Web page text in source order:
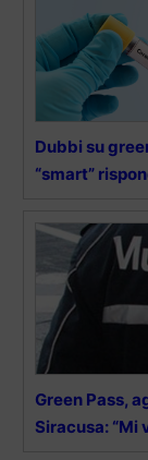
Dubbi su
“smart”
Green Pass,
Siracusa: “Mi